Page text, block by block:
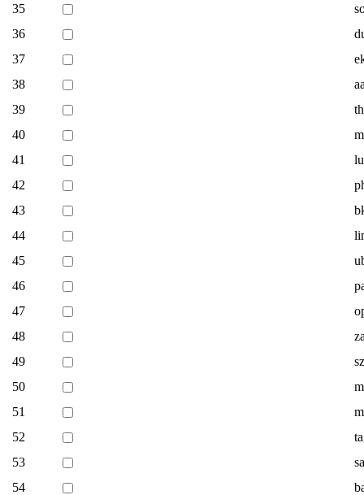
35
36
37
38
39
40
41
42
43
44
45
46
47
48
49
50
51
52
53
54